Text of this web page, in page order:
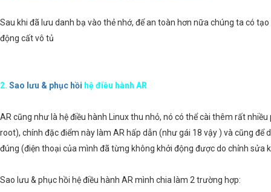
Sau khi đã lưu danh bạ vào thẻ nhớ, để an toàn hơn nữa chúng ta có
động cất vô tủ
2. Sao lưu & phục hồi hệ điều hành AR
AR cũng như là hệ điều hành Linux thu nhỏ, nó có thể cài thêm rất
root), chính đặc điểm này làm AR hấp dẫn (như gái 18 vậy) và cũng để
đúng (điện thoại của mình đã từng không khởi động được do chỉnh
Sao lưu & phục hồi hệ điều hành AR mình chia làm 2 trường hợp: